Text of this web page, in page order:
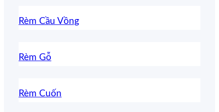
Rèm Cầu Vồng
Rèm Gỗ
Rèm Cuốn